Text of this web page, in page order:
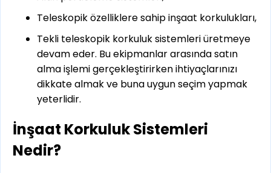
Teleskopik özelliklere sahip inşaat korkulukları,
Tekli teleskopik korkuluk sistemleri üretmeye
devam eder. Bu ekipmanlar arasında satın
alma işlemi gerçekleştirirken ihtiyaçlarınızı
dikkate almak ve buna uygun seçim yapmak
yeterlidir.
İnşaat Korkuluk Sistemleri
Nedir?